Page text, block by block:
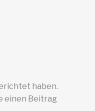
haben.
einen Beitrag